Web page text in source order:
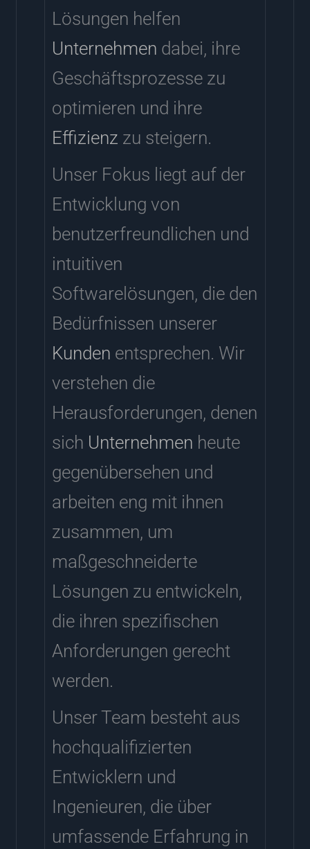
Lösungen helfen
Unternehmen dabei, ihre
Geschäftsprozesse zu
optimieren und ihre
Effizienz zu steigern.
Unser Fokus liegt auf der
Entwicklung von
benutzerfreundlichen und
intuitiven
Softwarelösungen, die den
Bedürfnissen unserer
Kunden entsprechen. Wir
verstehen die
Herausforderungen, denen
sich Unternehmen heute
gegenübersehen und
arbeiten eng mit ihnen
zusammen, um
maßgeschneiderte
Lösungen zu entwickeln,
die ihren spezifischen
Anforderungen gerecht
werden.
Unser Team besteht aus
hochqualifizierten
Entwicklern und
Ingenieuren, die über
umfassende Erfahrung in